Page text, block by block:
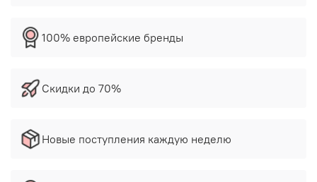
100% европейские бренды
Скидки до 70%
Новые поступления каждую неделю